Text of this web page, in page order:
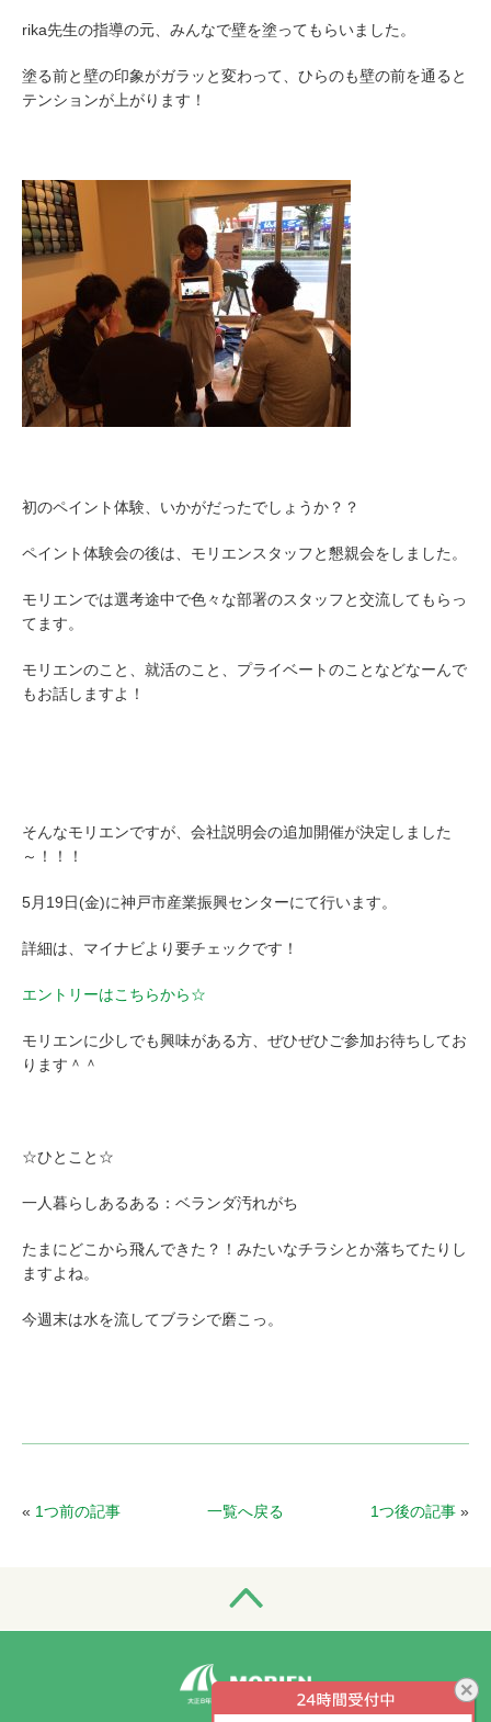
rika先生の指導の元、みんなで壁を塗ってもらいました。
塗る前と壁の印象がガラッと変わって、ひらのも壁の前を通ると
テンションが上がります！
初のペイント体験、いかがだったでしょうか？？
ペイント体験会の後は、モリエンスタッフと懇親会をしました。
モリエンでは選考途中で色々な部署のスタッフと交流してもらっ
てます。
モリエンのこと、就活のこと、プライベートのことなどなーんで
もお話しますよ！
そんなモリエンですが、会社説明会の追加開催が決定しました
～！！！
5月19日(金)に神戸市産業振興センターにて行います。
詳細は、マイナビより要チェックです！
エントリーはこちらから☆
モリエンに少しでも興味がある方、ぜひぜひご参加お待ちしてお
ります＾＾
☆ひとこと☆
一人暮らしあるある：ベランダ汚れがち
たまにどこから飛んできた？！みたいなチラシとか落ちてたりし
ますよね。
今週末は水を流してブラシで磨こっ。
« 1つ前の記事 一覧へ戻る 1つ後の記事 »